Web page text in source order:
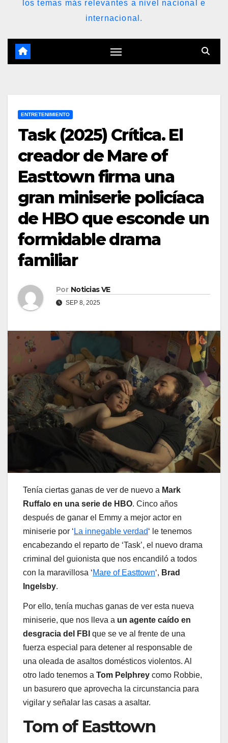
los temas más relevantes a nivel nacional e
internacional.
ENTRETENIMIENTO
Task (2025) Crítica. El
creador de Mare of
Easttown firma una
gran miniserie policíaca
de HBO que esconde un
formidable drama
familiar
Por Noticias VE
SEP 8, 2025
Tenía ciertas ganas de ver de nuevo a Mark
Ruffalo en una serie de HBO. Cinco años
después de ganar el Emmy a mejor actor en
miniserie por ‘ La innegable verdad‘ le tenemos
encabezando el reparto de ‘Task’, el nuevo drama
criminal del guionista que nos encandiló a todos
con la maravillosa ‘Mare of Easttown‘, Brad
Ingelsby.
Por ello, tenía muchas ganas de ver esta nueva
miniserie, que nos lleva a un agente caído en
desgracia del FBI que se ve al frente de una
fuerza especial para detener al responsable de
una oleada de asaltos domésticos violentos. Al
otro lado tenemos a Tom Pelphrey como Robbie,
un basurero que aprovecha la circunstancia para
vigilar y señalar las casas a asaltar.
Tom of Easttown